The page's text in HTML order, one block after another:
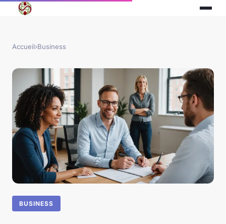
Accueil›Business
BUSINESS